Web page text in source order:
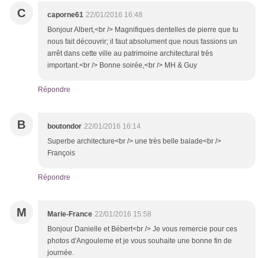
C caporne61 22/01/2016 16:48
Bonjour Albert,<br /> Magnifiques dentelles de pierre que tu
nous fait découvrir; il faut absolument que nous fassions un
arrêt dans cette ville au patrimoine architectural très
important.<br /> Bonne soirée,<br /> MH & Guy
Répondre
B boutondor 22/01/2016 16:14
Superbe architecture<br /> une très belle balade<br />
François
Répondre
M Marie-France 22/01/2016 15:58
Bonjour Danielle et Bébert<br /> Je vous remercie pour ces
photos d'Angouleme et je vous souhaite une bonne fin de
journée.